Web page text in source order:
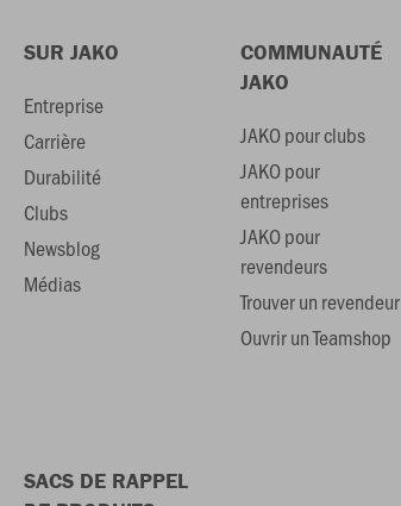
SUR JAKO
Entreprise
Carrière
Durabilité
Clubs
Newsblog
Médias
COMMUNAUTÉ
JAKO
JAKO pour clubs
JAKO pour
entreprises
JAKO pour
revendeurs
Trouver un revendeur
Ouvrir un Teamshop
SACS DE RAPPEL